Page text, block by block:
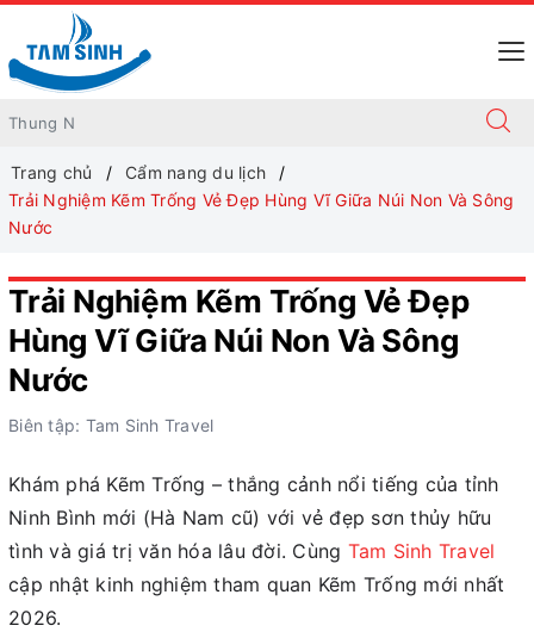
Trang chủ
Cẩm nang du lịch
Trải Nghiệm Kẽm Trống Vẻ Đẹp Hùng Vĩ Giữa Núi Non Và Sông
Nước
Trải Nghiệm Kẽm Trống Vẻ Đẹp
Hùng Vĩ Giữa Núi Non Và Sông
Nước
Biên tập: Tam Sinh Travel
Khám phá Kẽm Trống – thắng cảnh nổi tiếng của tỉnh
Ninh Bình mới (Hà Nam cũ) với vẻ đẹp sơn thủy hữu
tình và giá trị văn hóa lâu đời. Cùng Tam Sinh Travel
cập nhật kinh nghiệm tham quan Kẽm Trống mới nhất
2026.